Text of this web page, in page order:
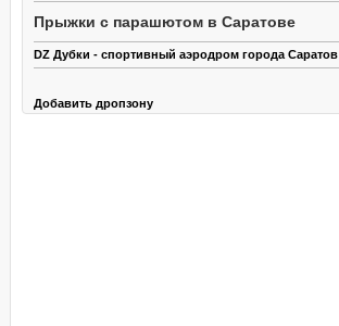
Прыжки с парашютом в Саратове
DZ Дубки - спортивный аэродром города Саратов
Добавить дропзону